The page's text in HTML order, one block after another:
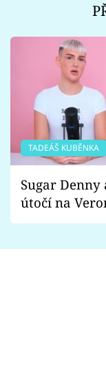
TADEÁŠ KUBĚNKA
Sugar
útočí na
Proč je